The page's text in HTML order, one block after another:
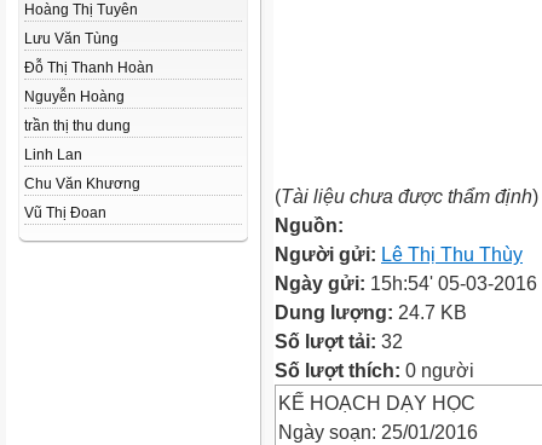
Hoàng Thị Tuyên
Lưu Văn Tùng
Đỗ Thị Thanh Hoàn
Nguyễn Hoàng
trần thị thu dung
Linh Lan
Chu Văn Khương
Vũ Thị Đoan
(Tài liệu chưa được thẩm định)
Nguồn:
Người gửi: Lê Thị Thu Thùy
Ngày gửi: 15h:54' 05-03-2016
Dung lượng: 24.7 KB
Số lượt tải: 32
Số lượt thích: 0 người
KẾ HOẠCH DẠY HỌC
Ngày soạn: 25/01/2016